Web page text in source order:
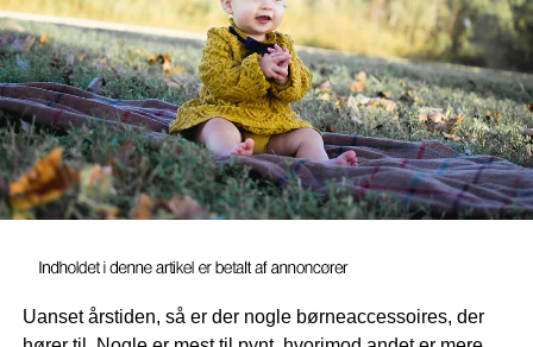
Uanset årstiden, så er der nogle børneaccessoires, der